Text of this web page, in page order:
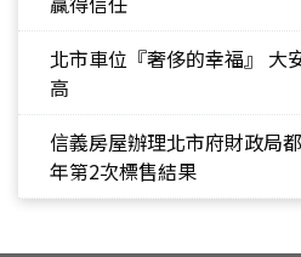
北市車位『奢侈的幸福』 大
高
信義房屋辦理北市府財政局
年第2次標售結果